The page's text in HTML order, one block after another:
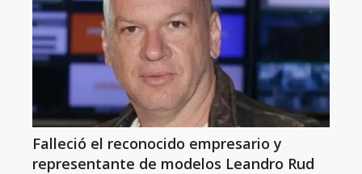
Falleció el reconocido empresario y
representante de modelos Leandro Rud